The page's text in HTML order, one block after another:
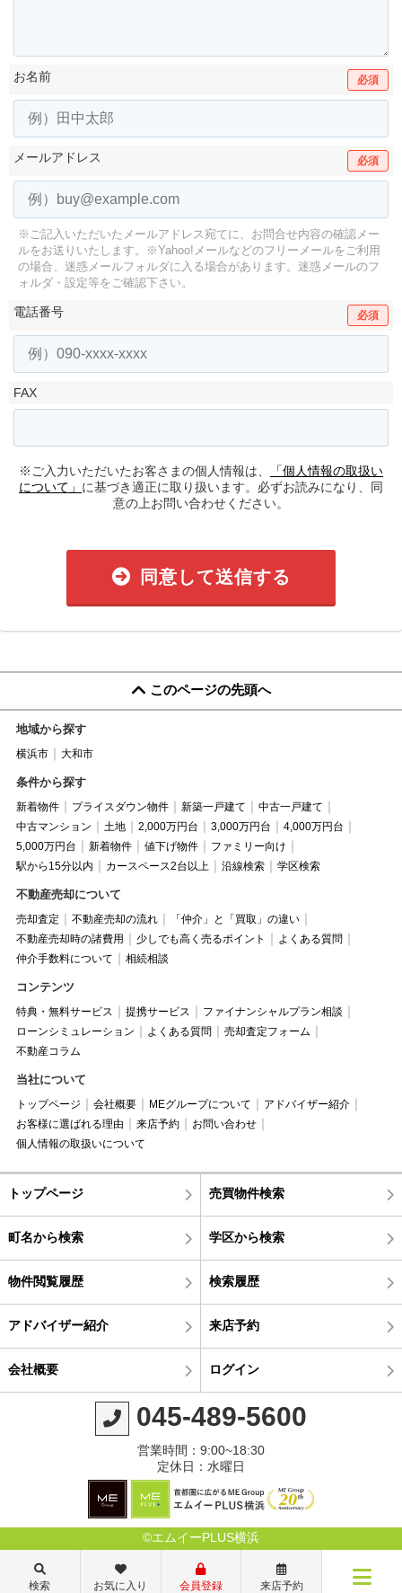
お名前 必須
メールアドレス 必須
※ご記入いただいたメールアドレス宛てに、お問合せ内容の確認メー
ルをお送りいたします。
※Yahoo!メールなどのフリーメールをご利用
の場合、迷惑メールフォルダに入る場合があります。 迷惑メールのフ
ォルダ・設定等をご確認下さい。
電話番号 必須
FAX
※ご入力いただいたお客さまの個人情報は、
「個人情報の取扱い
について」 に基づき適正に取り扱います。必ずお読みになり、同
意の上お問い合わせください。
同意して送信する
このページの先頭へ
地域から探す
横浜市 大和市
条件から探す
新着物件 プライスダウン物件 新築一戸建て
中古一戸建て
中古マンション
土地 2,000万円台 3,000万円台
4,000万円台
5,000万円台
新着物件 値下げ物件
ファミリー向け
駅から15分以内
カースペース2台以上 沿線検索 学区検索
不動産売却について
売却査定 不動産売却の流れ
「仲介」と「買取」の違い
不動産売却時の諸費用
少しでも高く売るポイント
よくある質問
仲介手数料について
相続相談
コンテンツ
特典・無料サービス 提携サービス
ファイナンシャルプラン相談
ローンシミュレーション
よくある質問
売却査定フォーム
不動産コラム
当社について
トップページ 会社概要 MEグループについて
アドバイザー紹介
お客様に選ばれる理由
来店予約
お問い合わせ
個人情報の取扱いについて
トップページ 売買物件検索
町名から検索 学区から検索
物件閲覧履歴 検索履歴
アドバイザー紹介 来店予約
会社概要 ログイン
045-489-5600
営業時間：9:00~18:30
定休日：水曜日
©エムイーPLUS横浜
検索 お気に入り 会員登録 来店予約